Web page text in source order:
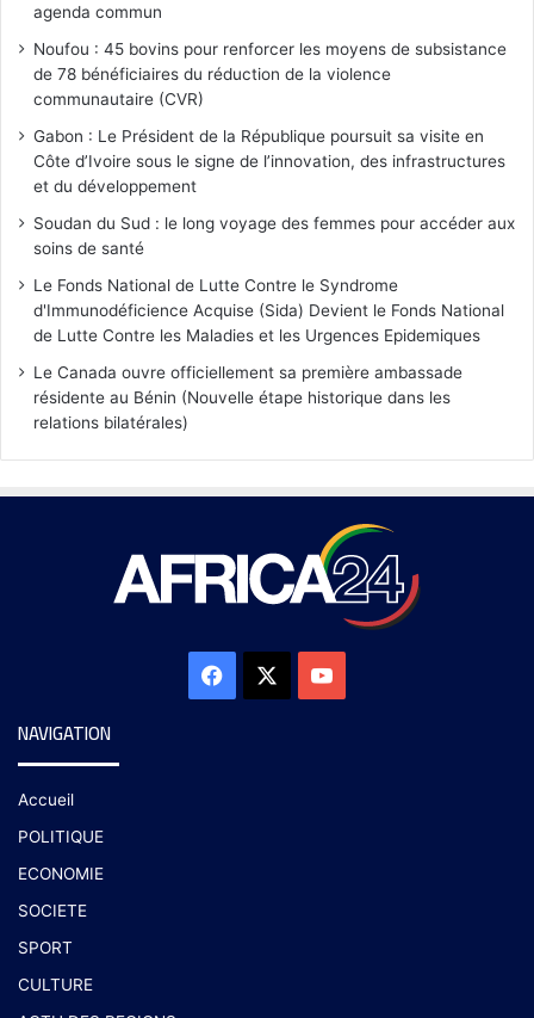
agenda commun
Noufou : 45 bovins pour renforcer les moyens de subsistance
de 78 bénéficiaires du réduction de la violence
communautaire (CVR)
Gabon : Le Président de la République poursuit sa visite en
Côte d’Ivoire sous le signe de l’innovation, des infrastructures
et du développement
Soudan du Sud : le long voyage des femmes pour accéder aux
soins de santé
Le Fonds National de Lutte Contre le Syndrome
d'Immunodéficience Acquise (Sida) Devient le Fonds National
de Lutte Contre les Maladies et les Urgences Epidemiques
Le Canada ouvre officiellement sa première ambassade
résidente au Bénin (Nouvelle étape historique dans les
relations bilatérales)
NAVIGATION
Accueil
POLITIQUE
ECONOMIE
SOCIETE
SPORT
CULTURE